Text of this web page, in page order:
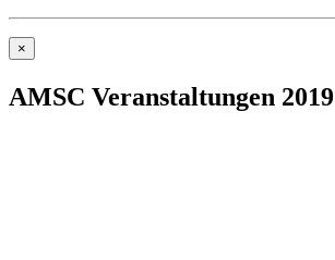
×
AMSC Veranstaltungen 2019